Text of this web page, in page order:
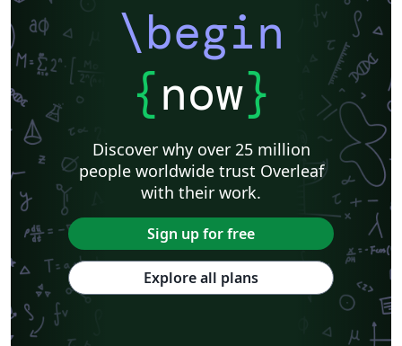
\begin
{now}
Discover why over 25 million
people worldwide trust Overleaf
with their work.
Sign up for free
Explore all plans